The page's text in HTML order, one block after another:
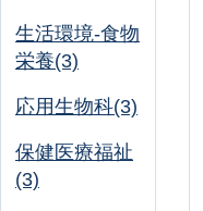
生活環境-食物
栄養(3)
応用生物科(3)
保健医療福祉
(3)